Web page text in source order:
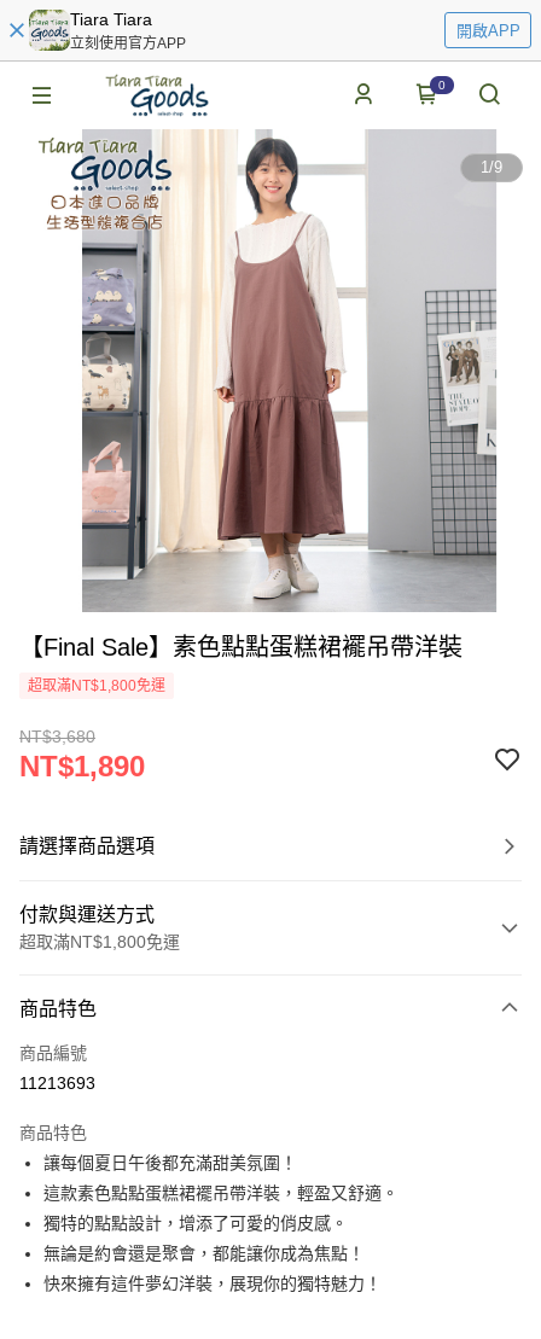
Tiara Tiara
立刻使用官方APP
開啟APP
0
1/9
【Final Sale】素色點點蛋糕裙襬吊帶洋裝
超取滿NT$1,800免運
NT$3,680
NT$1,890
請選擇商品選項
付款與運送方式
超取滿NT$1,800免運
信用卡一次付款
超商取貨付款
Apple Pay
悠遊付
Google Pay
全盈+PAY
商品特色
商品編號
11213693
商品特色
讓每個夏日午後都充滿甜美氛圍！
這款素色點點蛋糕裙襬吊帶洋裝，輕盈又舒適。
獨特的點點設計，增添了可愛的俏皮感。
無論是約會還是聚會，都能讓你成為焦點！
快來擁有這件夢幻洋裝，展現你的獨特魅力！